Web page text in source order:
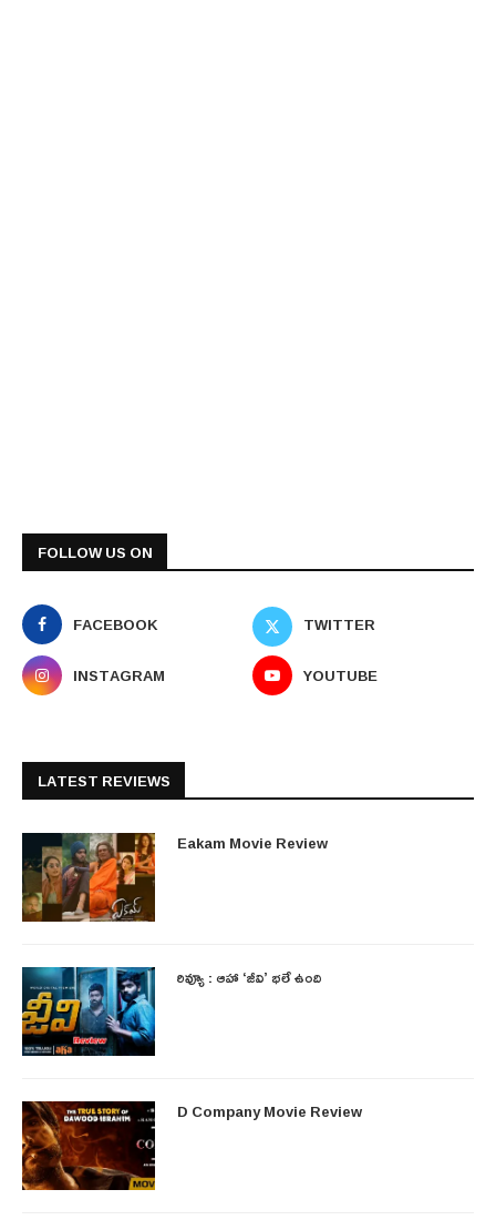
FOLLOW US ON
FACEBOOK
TWITTER
INSTAGRAM
YOUTUBE
LATEST REVIEWS
Eakam Movie Review
రివ్యూ : ఆహా ‘జీవి’ భలే ఉంది
D Company Movie Review